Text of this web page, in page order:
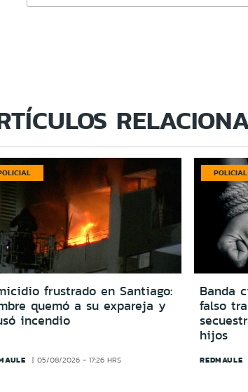
frustrado en Santiago:
quemó a su expareja y
incendio
05/08/2026 - 17:26 HRS
POLICIAL
Banda
falso
hijos
REDMAULE